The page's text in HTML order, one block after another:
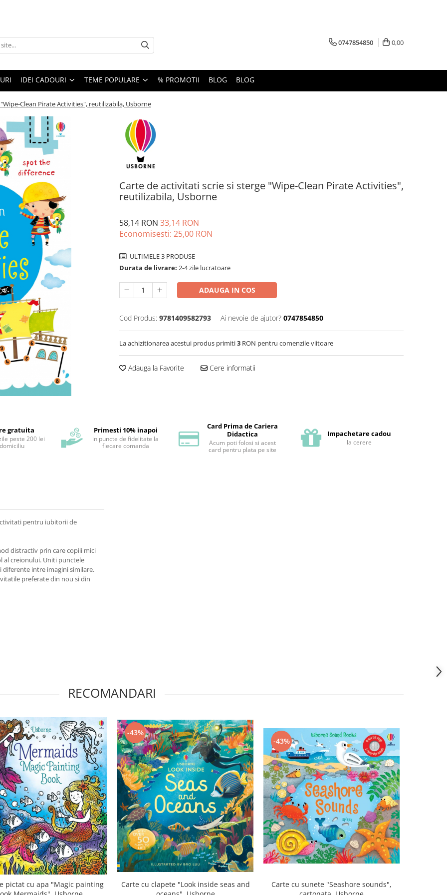
0747854850 0,00
IDEI CADOURI TEME POPULARE % PROMOTII BLOG BLOG
Clean Pirate Activities", reutilizabila, Usborne
Carte de activitati scrie si sterge "Wipe-Clean Pirate Activities",
reutilizabila, Usborne
58,14 RON33,14 RON
Economisesti: 25,00 RON
ULTIMELE 3 PRODUSE
Durata de livrare: 2-4 zile lucratoare
ADAUGA IN COS
Cod Produs: 9781409582793 Ai nevoie de ajutor? 0747854850
La achizitionarea acestui produs primiti3 RON pentru comenzile viitoare
Adauga la Favorite Cere informatii
gratuita
peste 200 lei
Primesti 10% inapoi
in puncte de fidelitate la
fiecare comanda
Card Prima de Cariera
Didactica
Acum poti folosi si acest
card pentru plata pe site
Impachetare cadou
la cerere
pentru iubitorii de
distractiv prin care copiii mici
al creionului. Uniti punctele
intre imagini similare.
preferate din nou si din
RECOMANDARI
pictat cu apa "Magic painting
-43%
Carte cu clapete "Look inside seas and
-43%
Carte cu sunete "Seashore sounds",